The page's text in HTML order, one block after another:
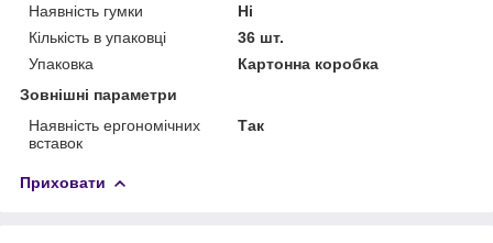
Наявність гумки
Ні
Кількість в упаковці
36 шт.
Упаковка
Картонна коробка
Зовнішні параметри
Наявність ергономічних
вставок
Так
Приховати